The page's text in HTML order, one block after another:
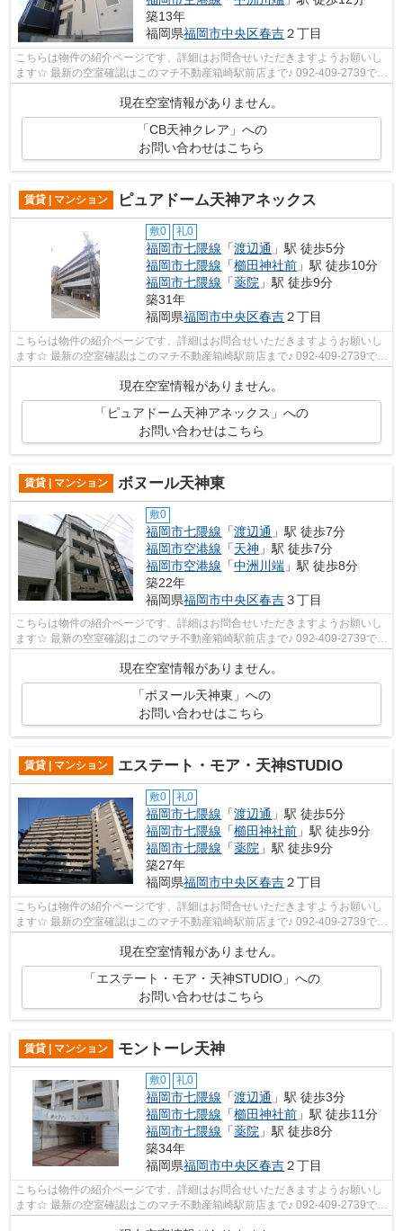
築13年
福岡県福岡市中央区春吉２丁目
こちらは物件の紹介ページです、詳細はお問合せいただきますようお願いし
ます☆ 最新の空室確認はこのマチ不動産箱崎駅前店まで♪ 092-409-2739で
現在空室情報がありません。
「CB天神クレア」への
お問い合わせはこちら
賃貸 | マンション ピュアドーム天神アネックス
敷0 礼0
福岡市七隈線 「渡辺通 」駅 徒歩5分
福岡市七隈線 「櫛田神社前 」駅 徒歩10分
福岡市七隈線 「薬院 」駅 徒歩9分
築31年
福岡県福岡市中央区春吉２丁目
こちらは物件の紹介ページです、詳細はお問合せいただきますようお願いし
ます☆ 最新の空室確認はこのマチ不動産箱崎駅前店まで♪ 092-409-2739で
す！迅速に対応致します！！！！！♪
現在空室情報がありません。
「ピュアドーム天神アネックス」への
お問い合わせはこちら
賃貸 | マンション ボヌール天神東
敷0
福岡市七隈線 「渡辺通 」駅 徒歩7分
福岡市空港線 「天神 」駅 徒歩7分
福岡市空港線 「中洲川端 」駅 徒歩8分
築22年
福岡県福岡市中央区春吉３丁目
こちらは物件の紹介ページです、詳細はお問合せいただきますようお願いし
ます☆ 最新の空室確認はこのマチ不動産箱崎駅前店まで♪ 092-409-2739で
現在空室情報がありません。
「ボヌール天神東」への
お問い合わせはこちら
賃貸 | マンション エステート・モア・天神STUDIO
敷0 礼0
福岡市七隈線 「渡辺通 」駅 徒歩5分
福岡市七隈線 「櫛田神社前 」駅 徒歩9分
福岡市七隈線 「薬院 」駅 徒歩9分
築27年
福岡県福岡市中央区春吉２丁目
こちらは物件の紹介ページです、詳細はお問合せいただきますようお願いし
ます☆ 最新の空室確認はこのマチ不動産箱崎駅前店まで♪ 092-409-2739で
現在空室情報がありません。
「エステート・モア・天神STUDIO」への
お問い合わせはこちら
賃貸 | マンション モントーレ天神
敷0 礼0
福岡市七隈線 「渡辺通 」駅 徒歩3分
福岡市七隈線 「櫛田神社前 」駅 徒歩11分
福岡市七隈線 「薬院 」駅 徒歩8分
築34年
福岡県福岡市中央区春吉２丁目
こちらは物件の紹介ページです、詳細はお問合せいただきますようお願いし
ます☆ 最新の空室確認はこのマチ不動産箱崎駅前店まで♪ 092-409-2739で
す！迅速に対応致します！！！！！♪